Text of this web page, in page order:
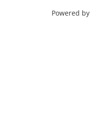
Powered by